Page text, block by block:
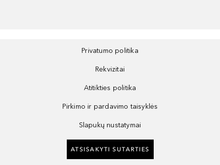
Privatumo politika
Rekvizitai
Atitikties politika
Pirkimo ir pardavimo taisyklės
Slapukų nustatymai
ATSISAKYTI SUTARTIES